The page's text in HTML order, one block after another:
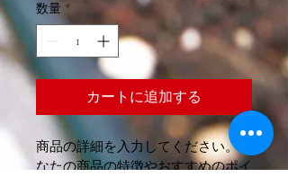
数量 *
カートに追加する
商品の詳細を入力してください。あ
なたの商品の特徴やおすすめのポイ